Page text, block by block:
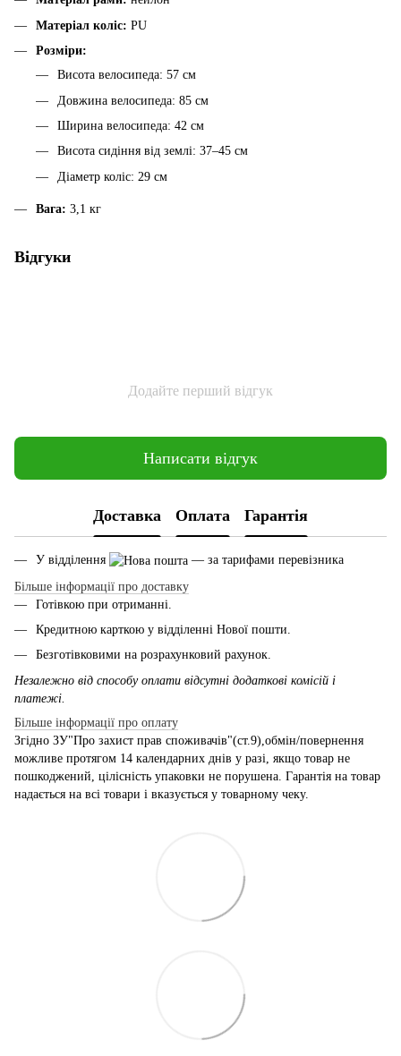
Матеріал коліс: PU
Розміри:
Висота велосипеда: 57 см
Довжина велосипеда: 85 см
Ширина велосипеда: 42 см
Висота сидіння від землі: 37–45 см
Діаметр коліс: 29 см
Вага: 3,1 кг
Відгуки
Додайте перший відгук
Написати відгук
Доставка Оплата Гарантія
У відділення
— за тарифами перевізника
Більше інформації про доставку
Готівкою при отриманні.
Кредитною карткою у відділенні Нової пошти.
Безготівковими на розрахунковий рахунок.
Незалежно від способу оплати відсутні додаткові комісій і
платежі.
Більше інформації про оплату
Згідно ЗУ"Про захист прав споживачів"(ст.9),обмін/повернення
можливе протягом 14 календарних днів у разі, якщо товар не
пошкоджений, цілісність упаковки не порушена. Гарантія на товар
надається на всі товари і вказується у товарному чеку.